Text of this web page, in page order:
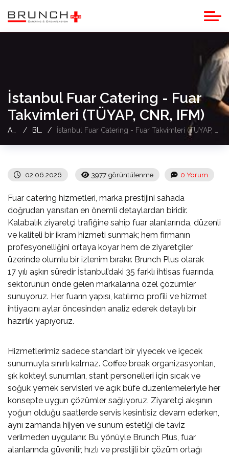
İstanbul Fuar Catering - Fuar
Takvimleri (TÜYAP, CNR, IFM)
02.06.2026 3977 görüntülenme 0 Yorum
Fuar catering hizmetleri, marka prestijini sahada
doğrudan yansıtan en önemli detaylardan biridir.
Kalabalık ziyaretçi trafiğine sahip fuar alanlarında, düzenli
ve kaliteli bir ikram hizmeti sunmak; hem firmanın
profesyonelliğini ortaya koyar hem de ziyaretçiler
üzerinde olumlu bir izlenim bırakır. Brunch Plus olarak
17 yılı aşkın süredir İstanbul’daki 35 farklı ihtisas fuarında,
sektörünün önde gelen markalarına özel çözümler
sunuyoruz. Her fuarın yapısı, katılımcı profili ve hizmet
ihtiyacını aylar öncesinden analiz ederek detaylı bir
hazırlık yapıyoruz.
Hizmetlerimiz sadece standart bir yiyecek ve içecek
sunumuyla sınırlı kalmaz. Coffee break organizasyonları
şık kokteyl sunumları, stant personelleri için sıcak ve
soğuk yemek servisleri ve açık büfe düzenlemeleriyle her
konsepte uygun çözümler sağlıyoruz. Ziyaretçi akışının
yoğun olduğu saatlerde servis kesintisiz devam ederken,
aynı zamanda hijyen ve sunum estetiği de taviz
verilmeden uygulanır. Bu yönüyle Brunch Plus, fuar
alanlarında güvenilir, hızlı ve prestijli bir çözüm ortağı